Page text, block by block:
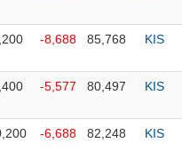
-8,688 85,768 KIS
-5,577 80,497 KIS
-6,688 82,248 KIS